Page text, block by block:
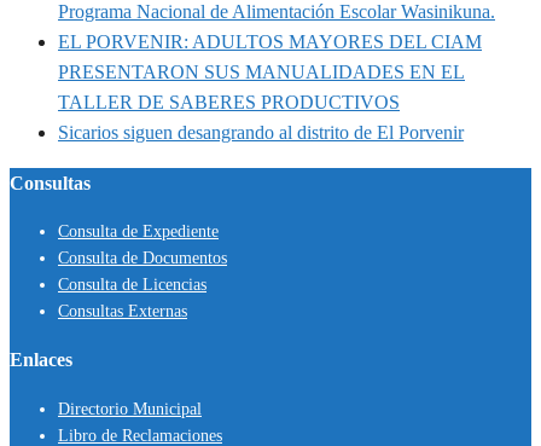
Programa Nacional de Alimentación Escolar Wasinikuna.
EL PORVENIR: ADULTOS MAYORES DEL CIAM
PRESENTARON SUS MANUALIDADES EN EL
TALLER DE SABERES PRODUCTIVOS
Sicarios siguen desangrando al distrito de El Porvenir
Consultas
Consulta de Expediente
Consulta de Documentos
Consulta de Licencias
Consultas Externas
Enlaces
Directorio Municipal
Libro de Reclamaciones